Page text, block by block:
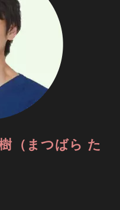
（まつばら た